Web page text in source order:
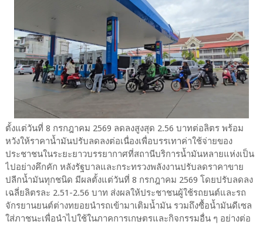
ตั้งแต่วันที่ 8 กรกฎาคม 2569 ลดลงสูงสุด 2.56 บาทต่อลิตร พร้อม
หวังให้ราคาน้ำมันปรับลดลงต่อเนื่องเพื่อบรรเทาค่าใช้จ่ายของ
ประชาชนในระยะยาวบรรยากาศที่สถานีบริการน้ำมันหลายแห่งเป็น
ไปอย่างคึกคัก หลังรัฐบาลและกระทรวงพลังงานปรับลดราคาขาย
ปลีกน้ำมันทุกชนิด มีผลตั้งแต่วันที่ 8 กรกฎาคม 2569 โดยปรับลดลง
เฉลี่ยลิตรละ 2.51-2.56 บาท ส่งผลให้ประชาชนผู้ใช้รถยนต์และรถ
จักรยานยนต์ต่างทยอยนำรถเข้ามาเติมน้ำมัน รวมถึงซื้อน้ำมันดีเซล
ใส่ภาชนะเพื่อนำไปใช้ในภาคการเกษตรและกิจกรรมอื่น ๆ อย่างต่อ